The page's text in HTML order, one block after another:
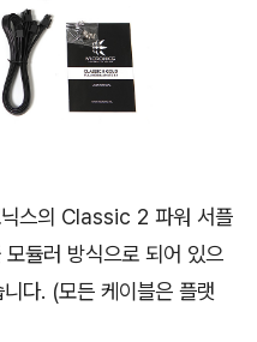
스의 Classic 2 파워 서플
듈러 방식으로 되어 있으
다. (모든 케이블은 플랫